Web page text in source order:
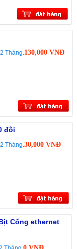
Tháng.130,000 VNĐ
đôi
Tháng.30,000 VNĐ
Cổng ethernet